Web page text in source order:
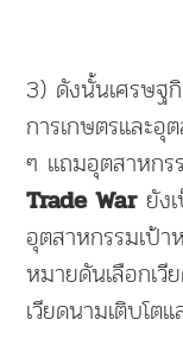
3) ดังนั้นเศรษฐ
การเกษตรและอุ
ๆ แถมอุตสาหกร
Trade Warยังเ
อุตสาหกรรมเป้
หมายดันเลือกเวี
เวียดนามเติบโต